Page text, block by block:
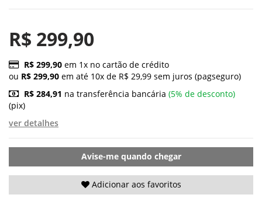
R$ 299,90
R$ 299,90 em 1x no cartão de crédito
ou R$ 299,90 em até 10x de R$ 29,99 sem juros (pagseguro)
R$ 284,91 na transferência bancária (5% de desconto)
(pix)
ver detalhes
Avise-me quando chegar
Adicionar aos favoritos